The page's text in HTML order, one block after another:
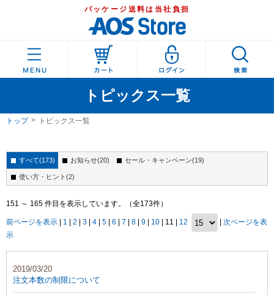
パッケージ送料は当社負担
トピックス一覧
トップ トピックス一覧
すべて(173) お知らせ(20) セール・キャンペーン(19)
使い方・ヒント(2)
151 ～ 165 件目を表示しています。（全173件）
前ページを表示 1 2 3 4 5 6 7 8 9 10 | 11 | 12
次ページを表
示
2019/03/20
注文本数の制限について